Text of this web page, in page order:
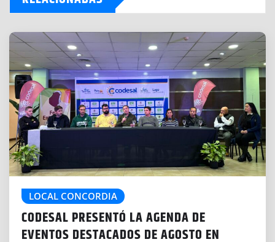
n
d
o
.
.
.
LOCAL CONCORDIA
CODESAL PRESENTÓ LA AGENDA DE
EVENTOS DESTACADOS DE AGOSTO EN